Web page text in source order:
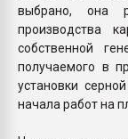
выбрано, она
производства
собственной
получаемого в
установки
начала работ на